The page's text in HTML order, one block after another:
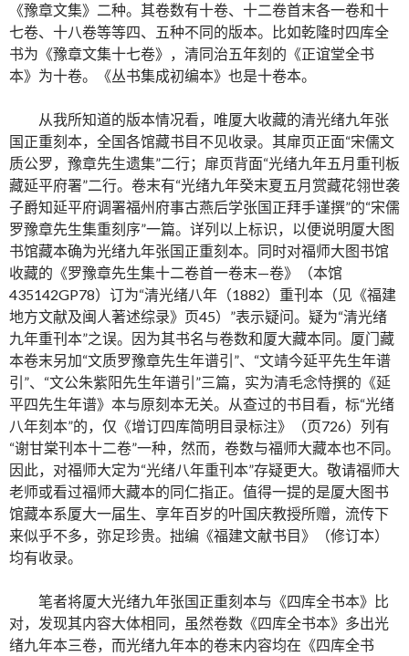
《豫章文集》二种。其卷数有十卷、十二卷首末各一卷和十
七卷、十八卷等等四、五种不同的版本。比如乾隆时四库全
书为《豫章文集十七卷》，清同治五年刻的《正谊堂全书
本》为十卷。《丛书集成初编本》也是十卷本。
从我所知道的版本情况看，唯厦大收藏的清光绪九年张
国正重刻本，全国各馆藏书目不见收录。其扉页正面“宋儒文
质公罗，豫章先生遗集”二行；扉页背面“光绪九年五月重刊板
藏延平府署”二行。卷末有“光绪九年癸末夏五月赏藏花翎世袭
子爵知延平府调署福州府事古燕后学张国正拜手谨撰”的“宋儒
罗豫章先生集重刻序”一篇。详列以上标识，以便说明厦大图
书馆藏本确为光绪九年张国正重刻本。同时对福师大图书馆
收藏的《罗豫章先生集十二卷首一卷末—卷》（本馆
435142GP78）订为“清光绪八年（1882）重刊本（见《福建
地方文献及闽人著述综录》页45）”表示疑问。疑为“清光绪
九年重刊本”之误。因为其书名与卷数和厦大藏本同。厦门藏
本卷末另加“文质罗豫章先生年谱引”、“文靖今延平先生年谱
引”、“文公朱紫阳先生年谱引”三篇，实为清毛念恃撰的《延
平四先生年谱》本与原刻本无关。从查过的书目看，标“光绪
八年刻本”的，仅《增订四库简明目录标注》（页726）列有
“谢甘棠刊本十二卷”一种，然而，卷数与福师大藏本也不同。
因此，对福师大定为“光绪八年重刊本”存疑更大。敬请福师大
老师或看过福师大藏本的同仁指正。值得一提的是厦大图书
馆藏本系厦大一届生、享年百岁的叶国庆教授所赠，流传下
来似乎不多，弥足珍贵。拙编《福建文献书目》（修订本）
均有收录。
笔者将厦大光绪九年张国正重刻本与《四库全书本》比
对，发现其内容大体相同，虽然卷数《四库全书本》多出光
绪九年本三卷，而光绪九年本的卷末内容均在《四库全书